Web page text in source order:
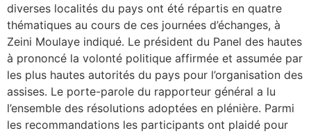
diverses localités du pays ont été répartis en quatre
thématiques au cours de ces journées d’échanges, à
Zeini Moulaye indiqué. Le président du Panel des hautes
à prononcé la volonté politique affirmée et assumée par
les plus hautes autorités du pays pour l’organisation des
assises. Le porte-parole du rapporteur général a lu
l’ensemble des résolutions adoptées en plénière. Parmi
les recommandations les participants ont plaidé pour